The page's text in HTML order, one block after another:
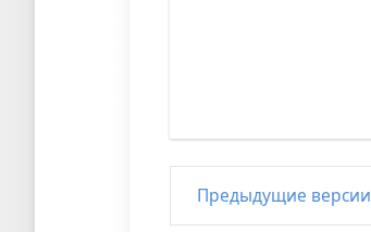
Предыдущие версии